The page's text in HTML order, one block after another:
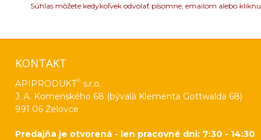
Súhlas môžete kedykoľvek odvolať písomne, emailom alebo
KONTAKT
APIPRODUKT® s.r.o.
J. A. Komenského 68 (bývalá Klementa Gottwalda 68)
991 06 Želovce
Predajňa je otvorená - len pracovné dni: 7:30 - 14:30